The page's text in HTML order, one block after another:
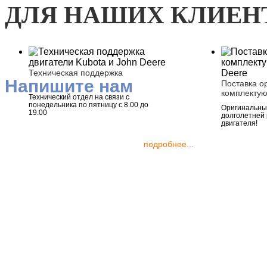
ДЛЯ НАШИХ
Техническая поддержка
Технический отдел на связи с
понедельника по пятницу с 8.00 до
19.00
подробнее...
Поставка
двигателя!
Напишите нам